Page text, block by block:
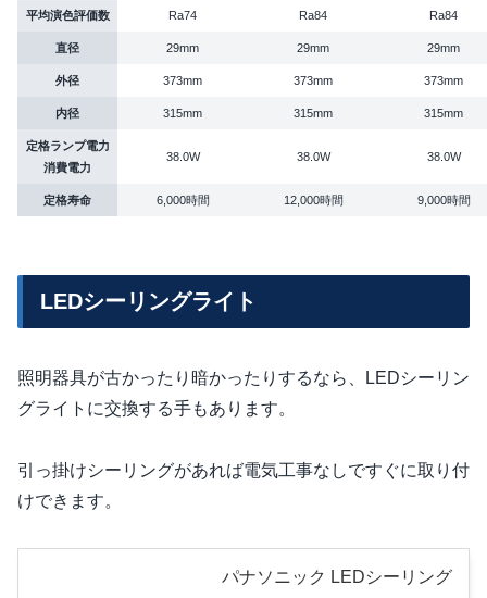
平均演色評価数 Ra74 Ra84 Ra84
直径 29mm 29mm 29mm
外径 373mm 373mm 373mm
内径 315mm 315mm 315mm
定格ランプ電力
消費電力
38.0W 38.0W 38.0W
定格寿命 6,000時間 12,000時間 9,000時間
LEDシーリングライト
照明器具が古かったり暗かったりするなら、LEDシーリン
グライトに交換する手もあります。
引っ掛けシーリングがあれば電気工事なしですぐに取り付
けできます。
パナソニック LEDシーリング